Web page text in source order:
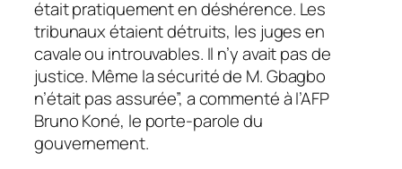
était pratiquement en déshérence. Les
tribunaux étaient détruits, les juges en
cavale ou introuvables. Il n’y avait pas de
justice. Même la sécurité de M. Gbagbo
n’était pas assurée”, a commenté à l’AFP
Bruno Koné, le porte-parole du
gouvernement.